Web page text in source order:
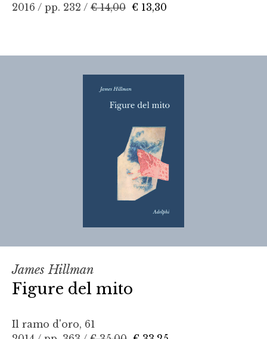
2016 / pp. 232 / € 14,00 € 13,30
James Hillman
Figure del mito
Il ramo d'oro, 61